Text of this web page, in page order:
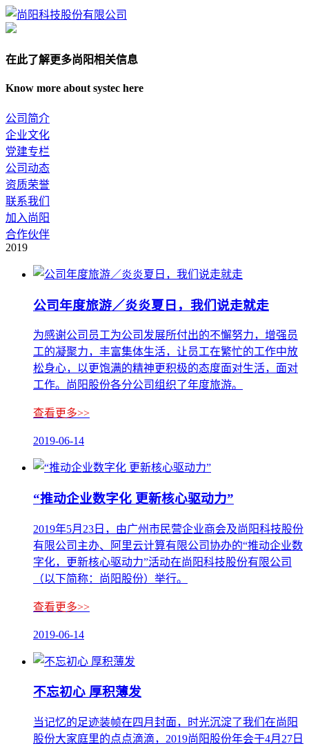
在此了解更多尚阳相关信息
Know more about systec here
公司简介
企业文化
党建专栏
公司动态
资质荣誉
联系我们
加入尚阳
合作伙伴
2019
公司年度旅游／炎炎夏日，我们说走就走
为感谢公司员工为公司发展所付出的不懈努力，增强员
工的凝聚力，丰富集体生活，让员工在繁忙的工作中放
松身心，以更饱满的精神更积极的态度面对生活，面对
工作。尚阳股份各分公司组织了年度旅游。
查看更多>>
2019-06-14
“推动企业数字化 更新核心驱动力”
2019年5月23日，由广州市民营企业商会及尚阳科技股份
有限公司主办、阿里云计算有限公司协办的“推动企业数
字化，更新核心驱动力”活动在尚阳科技股份有限公司
（以下简称：尚阳股份）举行。
查看更多>>
2019-06-14
不忘初心 厚积薄发
当记忆的足迹装帧在四月封面，时光沉淀了我们在尚阳
股份大家庭里的点点滴滴，2019尚阳股份年会于4月27日